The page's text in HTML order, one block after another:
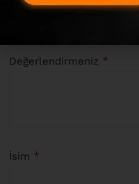
işaretlenmişlerdir
Değerlendirmeniz *
İsim *